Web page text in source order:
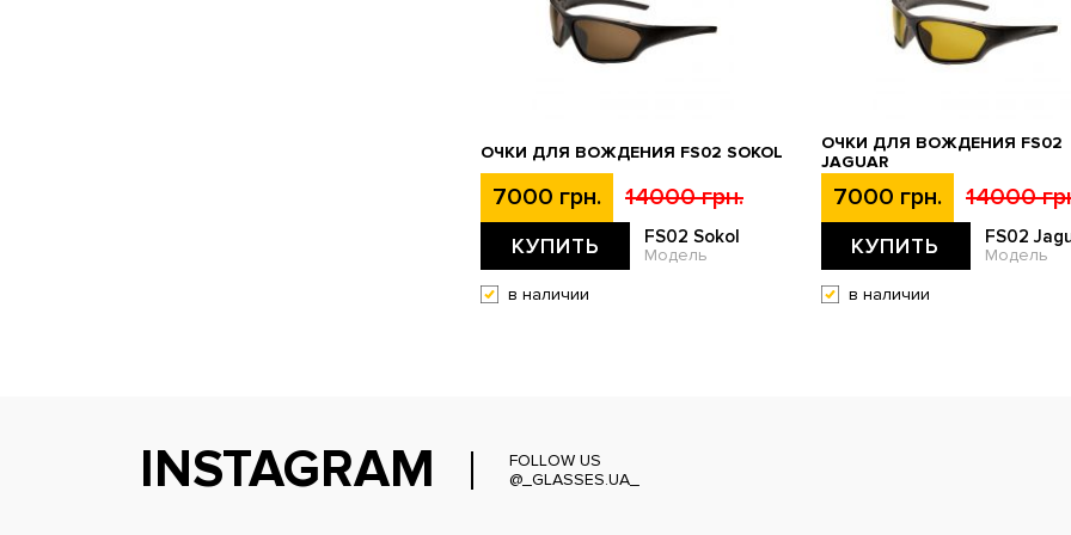
ОЧКИ ДЛЯ ВОЖДЕНИЯ FS02 SOKOL
7000 грн. 14000 грн.
КУПИТЬ FS02 Sokol
Модель
в наличии
ОЧКИ ДЛЯ ВОЖДЕНИЯ FS02
JAGUAR
7000 грн. 14000
КУПИТЬ FS02
Модель
в наличии
INSTAGRAM
FOLLOW US
@_GLASSES.UA_